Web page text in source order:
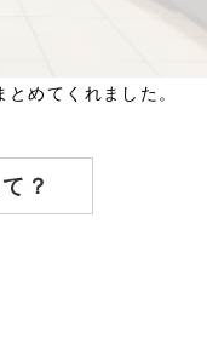
めてくれました。
？